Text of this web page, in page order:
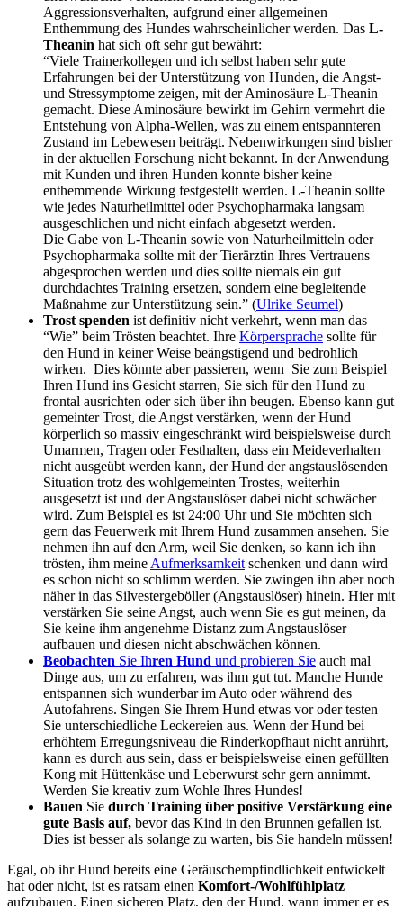
Aggressionsverhalten, aufgrund einer allgemeinen
Enthemmung des Hundes wahrscheinlicher werden. Das L-
Theanin hat sich oft sehr gut bewährt:
“Viele Trainerkollegen und ich selbst haben sehr gute
Erfahrungen bei der Unterstützung von Hunden, die Angst-
und Stressymptome zeigen, mit der Aminosäure L-Theanin
gemacht. Diese Aminosäure bewirkt im Gehirn vermehrt die
Entstehung von Alpha-Wellen, was zu einem entspannteren
Zustand im Lebewesen beiträgt. Nebenwirkungen sind bisher
in der aktuellen Forschung nicht bekannt. In der Anwendung
mit Kunden und ihren Hunden konnte bisher keine
enthemmende Wirkung festgestellt werden. L-Theanin sollte
wie jedes Naturheilmittel oder Psychopharmaka langsam
ausgeschlichen und nicht einfach abgesetzt werden.
Die Gabe von L-Theanin sowie von Naturheilmitteln oder
Psychopharmaka sollte mit der Tierärztin Ihres Vertrauens
abgesprochen werden und dies sollte niemals ein gut
durchdachtes Training ersetzen, sondern eine begleitende
Maßnahme zur Unterstützung sein.” (Ulrike Seumel)
Trost spenden ist definitiv nicht verkehrt, wenn man das
“Wie” beim Trösten beachtet. Ihre Körpersprache sollte für
den Hund in keiner Weise beängstigend und bedrohlich
wirken. Dies könnte aber passieren, wenn Sie zum Beispiel
Ihren Hund ins Gesicht starren, Sie sich für den Hund zu
frontal ausrichten oder sich über ihn beugen. Ebenso kann gut
gemeinter Trost, die Angst verstärken, wenn der Hund
körperlich so massiv eingeschränkt wird beispielsweise durch
Umarmen, Tragen oder Festhalten, dass ein Meideverhalten
nicht ausgeübt werden kann, der Hund der angstauslösenden
Situation trotz des wohlgemeinten Trostes, weiterhin
ausgesetzt ist und der Angstauslöser dabei nicht schwächer
wird. Zum Beispiel es ist 24:00 Uhr und Sie möchten sich
gern das Feuerwerk mit Ihrem Hund zusammen ansehen. Sie
nehmen ihn auf den Arm, weil Sie denken, so kann ich ihn
trösten, ihm meine Aufmerksamkeit schenken und dann wird
es schon nicht so schlimm werden. Sie zwingen ihn aber noch
näher in das Silvestergeböller (Angstauslöser) hinein. Hier mit
verstärken Sie seine Angst, auch wenn Sie es gut meinen, da
Sie keine ihm angenehme Distanz zum Angstauslöser
aufbauen und diesen nicht abschwächen können.
Beobachten Sie Ihren Hund und probieren Sie auch mal
Dinge aus, um zu erfahren, was ihm gut tut. Manche Hunde
entspannen sich wunderbar im Auto oder während des
Autofahrens. Singen Sie Ihrem Hund etwas vor oder testen
Sie unterschiedliche Leckereien aus. Wenn der Hund bei
erhöhtem Erregungsniveau die Rinderkopfhaut nicht anrührt,
kann es durch aus sein, dass er beispielsweise einen gefüllten
Kong mit Hüttenkäse und Leberwurst sehr gern annimmt.
Werden Sie kreativ zum Wohle Ihres Hundes!
Bauen Sie durch Training über positive Verstärkung eine
gute Basis auf, bevor das Kind in den Brunnen gefallen ist.
Dies ist besser als solange zu warten, bis Sie handeln müssen!
Egal, ob ihr Hund bereits eine Geräuschempfindlichkeit entwickelt
hat oder nicht, ist es ratsam einen Komfort-/Wohlfühlplatz
aufzubauen. Einen sicheren Platz, den der Hund, wann immer er es